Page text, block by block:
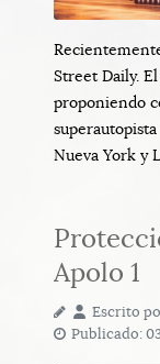
Street Daily.
proponiendo
Nueva York y
Apolo 1
Escrito
Publicado: